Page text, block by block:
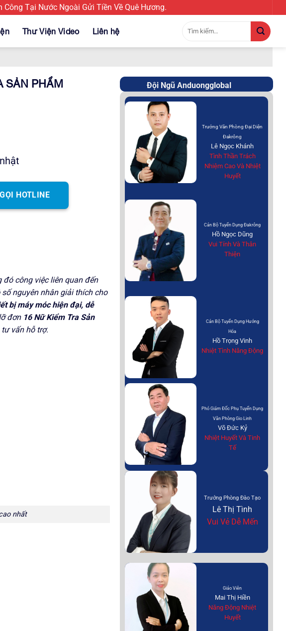
Tại Nước Ngoài Gửi Tiền Về Quê Hương.
Thư Viện Video Liên hệ
kiếm:
SẢN PHẨM
GỌI HOTLINE
công việc liên quan đến
nguyên nhân giải thích cho
bị máy móc hiện đại, dễ
đơn 16 Nữ Kiểm Tra Sản
vấn hỗ trợ.
nhất
Đội Ngũ Anduongglobal
Trưởng Văn Phòng Đại Diện
Đakrông
Lê Ngọc Khánh
Tình Thần Trách
Nhiệm Cao Và Nhiệt
Huyết
Cán Bộ Tuyển Dụng Đakrông
Hồ Ngọc Dũng
Vui Tính Và Thân
Thiện
Cán Bộ Tuyển Dụng Hướng
Hóa
Hồ Trọng Vinh
Nhiệt Tình Năng Động
Phó Giám Đốc Phụ Tuyển Dụng
Văn Phòng Gio Linh
Võ Đức Kỷ
Nhiệt Huyết Và Tinh
Tế
Trưởng Phòng Đào Tạo
Lê Thị Tình
Vui Vẻ Dễ Mến
Giáo Viên
Mai Thị Hiền
Năng Động Nhiệt
Huyết